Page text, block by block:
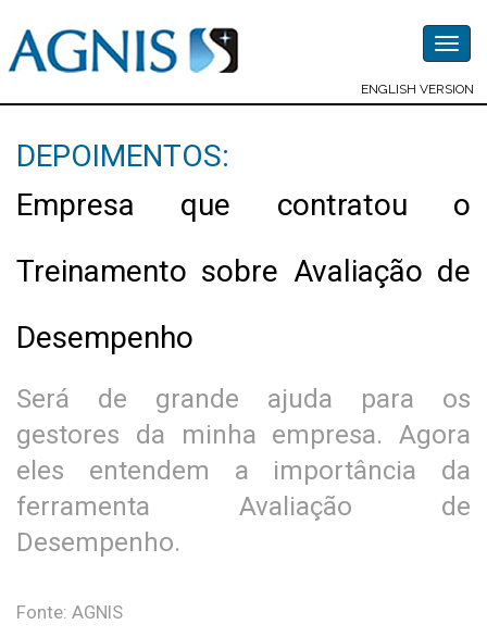
ENGLISH VERSION
DEPOIMENTOS:
Empresa que contratou o
Treinamento sobre Avaliação de
Desempenho
Será de grande ajuda para os
gestores da minha empresa. Agora
eles entendem a importância da
ferramenta Avaliação de
Desempenho.
Fonte: AGNIS